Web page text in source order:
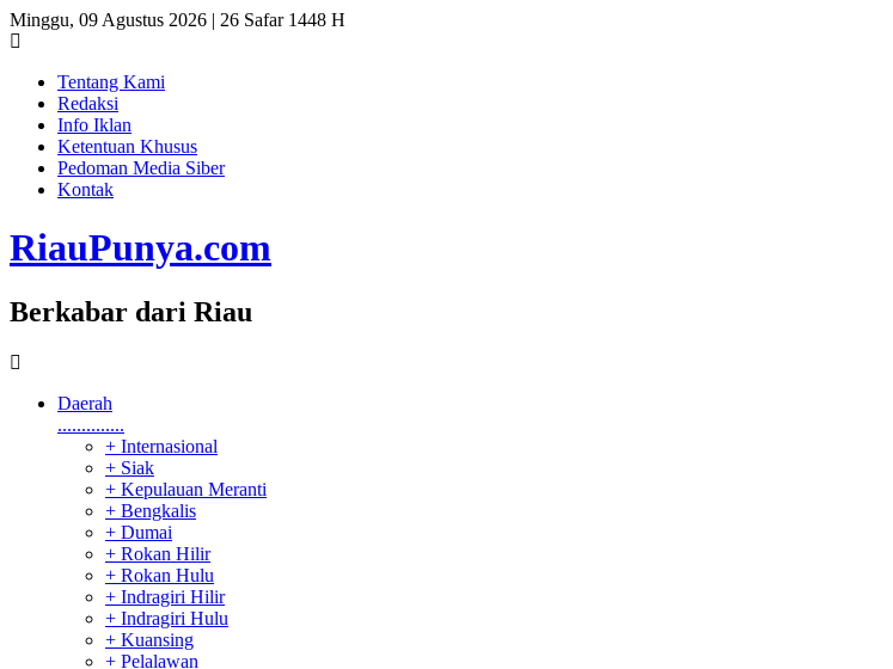
Minggu, 09 Agustus 2026 | 26 Safar 1448 H
Tentang Kami
Redaksi
Info Iklan
Ketentuan Khusus
Pedoman Media Siber
Kontak
RiauPunya.com
Berkabar dari Riau
Daerah
..............
+ Internasional
+ Siak
+ Kepulauan Meranti
+ Bengkalis
+ Dumai
+ Rokan Hilir
+ Rokan Hulu
+ Indragiri Hilir
+ Indragiri Hulu
+ Kuansing
+ Pelalawan